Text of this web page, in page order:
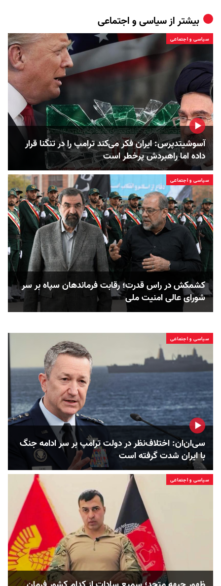
بیشتر ازسیاسی و اجتماعی
سیاسی و اجتماعی
آسوشیتدپرس: ایران فکر می‌کند ترامپ را در تنگنا قرار
داده‌ اما راهبردش پرخطر است
سیاسی و اجتماعی
کشمکش در راس قدرت؛ رقابت فرماندهان سپاه بر سر
شورای عالی امنیت ملی
سیاسی و اجتماعی
سی‌ان‌ان: اختلاف‌نظر در دولت ترامپ بر سر ادامه جنگ
با ایران شدت گرفته است
سیاسی و اجتماعی